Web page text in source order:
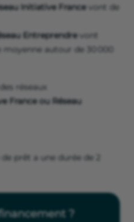
Initiative Francevont de
Entreprendrevont
moyenne autour de 30 000
réseaux
France ou Réseau
prêt a une durée de 2
?